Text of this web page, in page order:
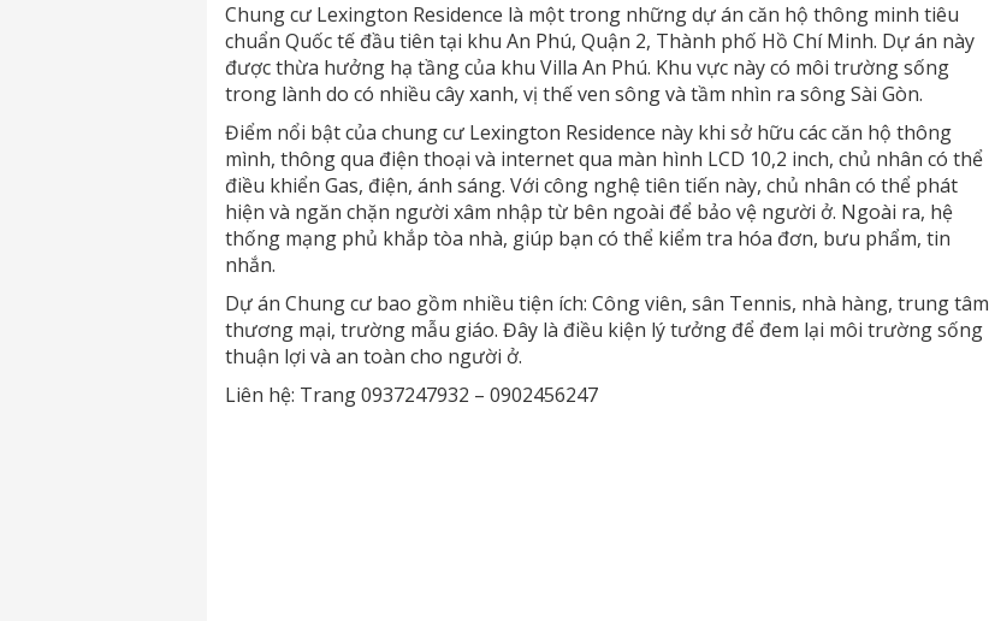
Chung cư Lexington Residence là một trong những dự án căn hộ thông minh tiêu
chuẩn Quốc tế đầu tiên tại khu An Phú, Quận 2, Thành phố Hồ Chí Minh. Dự án này
được thừa hưởng hạ tầng của khu Villa An Phú. Khu vực này có môi trường sống
trong lành do có nhiều cây xanh, vị thế ven sông và tầm nhìn ra sông Sài Gòn.
Điểm nổi bật của chung cư Lexington Residence này khi sở hữu các căn hộ thông
mình, thông qua điện thoại và internet qua màn hình LCD 10,2 inch, chủ nhân có thể
điều khiển Gas, điện, ánh sáng. Với công nghệ tiên tiến này, chủ nhân có thể phát
hiện và ngăn chặn người xâm nhập từ bên ngoài để bảo vệ người ở. Ngoài ra, hệ
thống mạng phủ khắp tòa nhà, giúp bạn có thể kiểm tra hóa đơn, bưu phẩm, tin
nhắn.
Dự án Chung cư bao gồm nhiều tiện ích: Công viên, sân Tennis, nhà hàng, trung tâm
thương mại, trường mẫu giáo. Đây là điều kiện lý tưởng để đem lại môi trường sống
thuận lợi và an toàn cho người ở.
Liên hệ: Trang 0937247932 – 0902456247